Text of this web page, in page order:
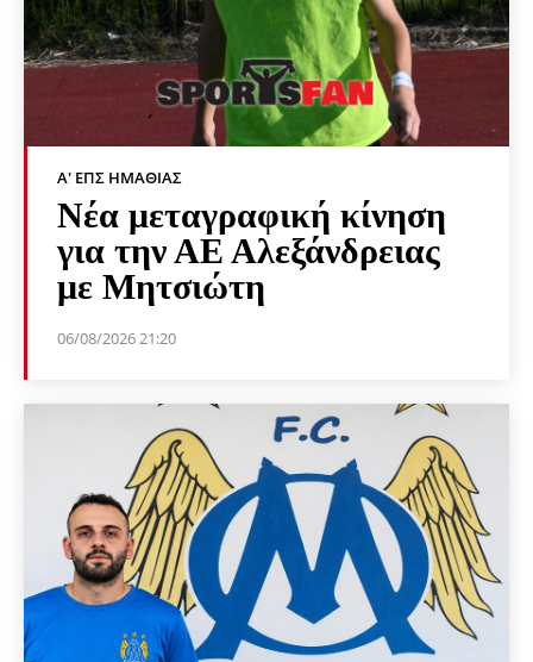
Α' ΕΠΣ ΗΜΑΘΊΑΣ
Νέα μεταγραφική κίνηση
για την ΑΕ Αλεξάνδρειας
με Μητσιώτη
06/08/2026 21:20